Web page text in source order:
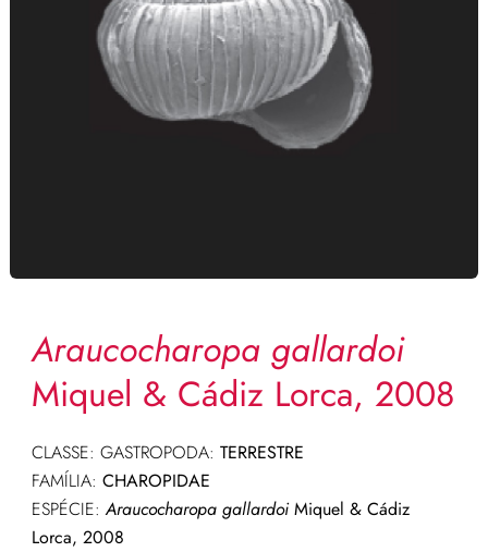
Araucocharopa gallardoi
Miquel & Cádiz Lorca, 2008
CLASSE: GASTROPODA: TERRESTRE
FAMÍLIA: CHAROPIDAE
ESPÉCIE:Araucocharopa gallardoiMiquel & Cádiz
Lorca, 2008